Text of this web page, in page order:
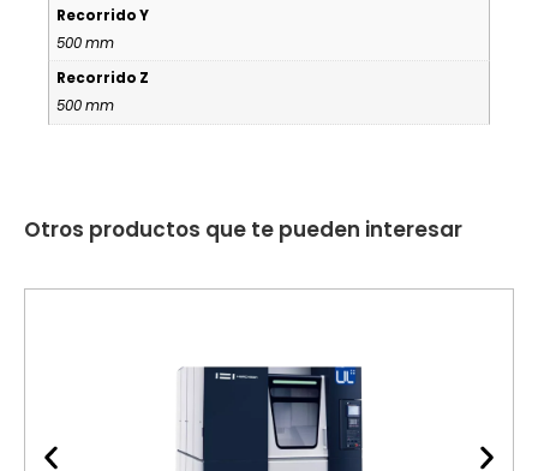
Recorrido Y
500 mm
Recorrido Z
500 mm
Otros productos que te pueden interesar